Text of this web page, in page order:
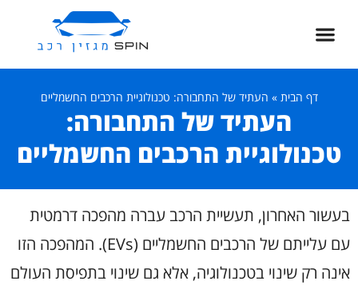
דף הבית » העתיד של התחבורה: טכנולוגיית הרכבים החשמליים
העתיד של התחבורה:
טכנולוגיית הרכבים החשמליים
בעשור האחרון, תעשיית הרכב עברה מהפכה דרמטית
עם עלייתם של הרכבים החשמליים (EVs). המהפכה הזו
אינה רק שינוי בטכנולוגיה, אלא גם שינוי בתפיסת העולם